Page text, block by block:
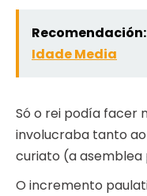
Recomendación:
Idade Media
Só o rei podía facer
involucraba tanto
curiato (a
O incremento